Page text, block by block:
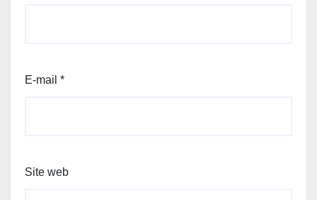
E-mail *
Site web